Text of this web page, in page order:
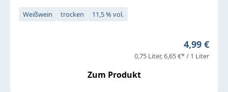
Weißwein trocken 11,5 % vol.
Regulärer
4,99 €
0,75 Liter 6,65 €* / 1 Liter
Zum Produkt